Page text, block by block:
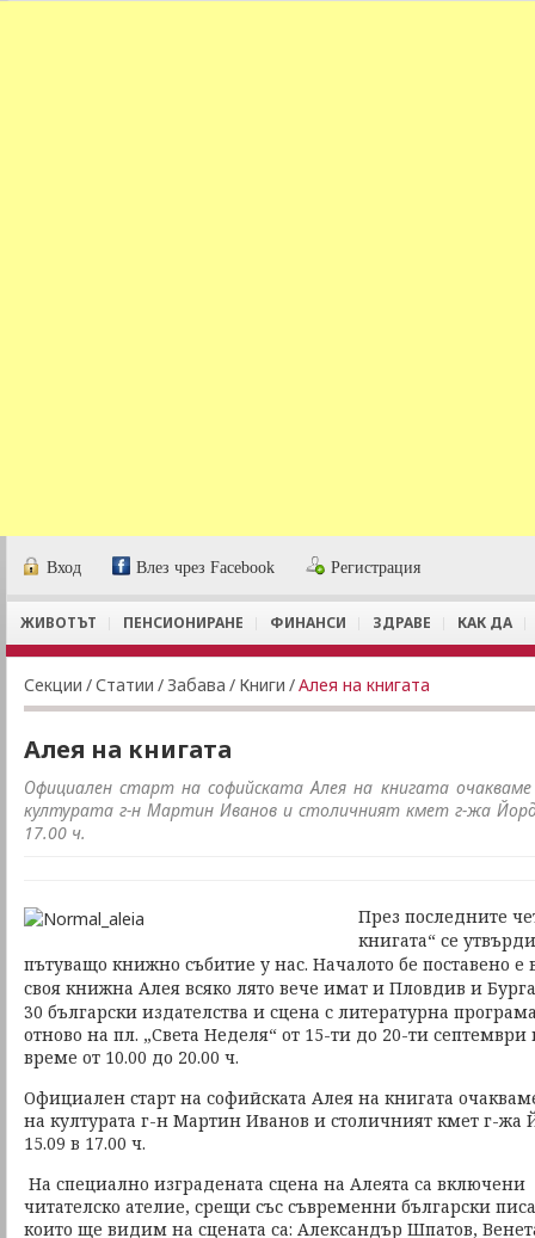
Вход Влез чрез Facebook Регистрация
ЖИВОТЪТ ПЕНСИОНИРАНЕ ФИНАНСИ ЗДРАВЕ КАК ДА
Секции /Статии / Забава / Книги /Алея на книгата
Алея на книгата
Официален старт на софийската Алея на книгата
културата г-н Мартин Иванов и столичният кмет г-жа
17.00 ч.
През последните
книгата“ се
пътуващо книжно събитие у нас. Началото бе поставено е
своя книжна Алея всяко лято вече имат и Пловдив и
30 български издателства и сцена с литературна
отново на пл. „Света Неделя“ от 15-ти до 20-ти
време от 10.00 до 20.00 ч.
Официален старт на софийската Алея на книгата
на културата г-н Мартин Иванов и столичният кмет г-
15.09 в 17.00 ч.
На специално изградената сцена на Алеята са
читателско ателие, срещи със съвременни български
които ще видим на сцената са: Александър Шпатов,